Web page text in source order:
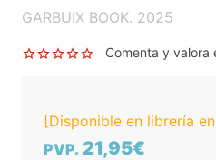
GARBUIX BOOK. 2025
Comenta y valora
[Disponible en librería
PVP. 21,95€